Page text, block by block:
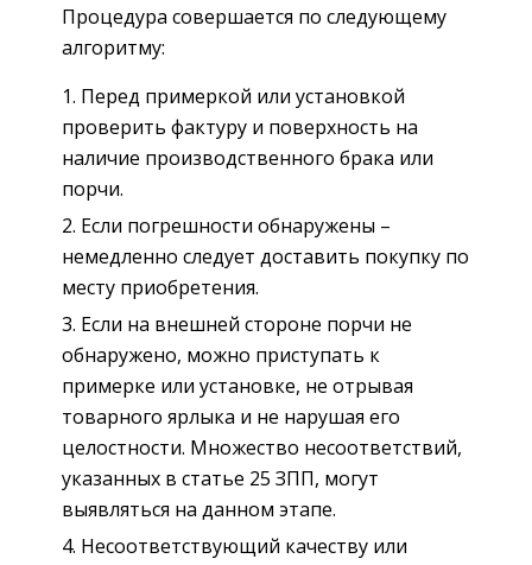
Процедура совершается по следующему
алгоритму:
Перед примеркой или установкой
проверить фактуру и поверхность на
наличие производственного брака или
порчи.
Если погрешности обнаружены –
немедленно следует доставить покупку по
месту приобретения.
Если на внешней стороне порчи не
обнаружено, можно приступать к
примерке или установке, не отрывая
товарного ярлыка и не нарушая его
целостности. Множество несоответствий,
указанных в статье 25 ЗПП, могут
выявляться на данном этапе.
Несоответствующий качеству или